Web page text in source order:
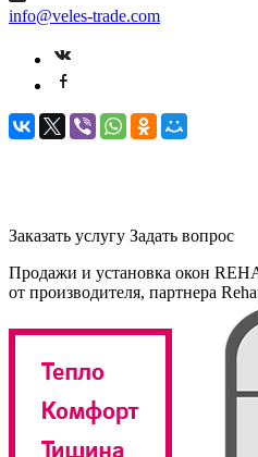
info@veles-trade.com
Заказать услугу Задать вопрос
Продажи и установка окон
от производителя, партнера